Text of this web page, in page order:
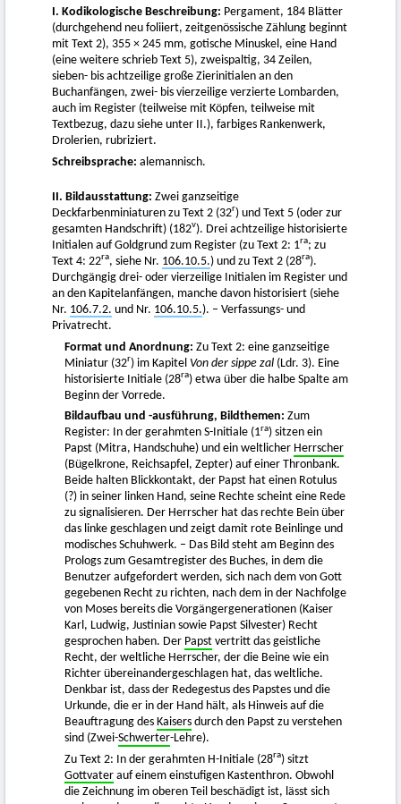
I. Kodikologische Beschreibung: Pergament, 184 Blätter
(durchgehend neu foliiert, zeitgenössische Zählung beginnt
mit Text 2), 355 × 245 mm, gotische Minuskel, eine Hand
(eine weitere schrieb Text 5), zweispaltig, 34 Zeilen,
sieben- bis achtzeilige große Zierinitialen an den
Buchanfängen, zwei- bis vierzeilige verzierte Lombarden,
auch im Register (teilweise mit Köpfen, teilweise mit
Textbezug, dazu siehe unter II.), farbiges Rankenwerk,
Drolerien, rubriziert.
Schreibsprache: alemannisch.
II. Bildausstattung: Zwei ganzseitige
Deckfarbenminiaturen zu Text 2 (32r) und Text 5 (oder zur
gesamten Handschrift) (182v). Drei achtzeilige historisierte
Initialen auf Goldgrund zum Register (zu Text 2: 1ra; zu
Text 4: 22ra, siehe Nr. 106.10.5.) und zu Text 2 (28ra).
Durchgängig drei- oder vierzeilige Initialen im Register und
an den Kapitelanfängen, manche davon historisiert (siehe
Nr. 106.7.2. und Nr. 106.10.5.). – Verfassungs- und
Privatrecht.
Format und Anordnung: Zu Text 2: eine ganzseitige
Miniatur (32r) im Kapitel Von der sippe zal (Ldr. 3). Eine
historisierte Initiale (28ra) etwa über die halbe Spalte am
Beginn der Vorrede.
Bildaufbau und -ausführung, Bildthemen: Zum
Register: In der gerahmten S-Initiale (1ra) sitzen ein
Papst (Mitra, Handschuhe) und ein weltlicher Herrscher
(Bügelkrone, Reichsapfel, Zepter) auf einer Thronbank.
Beide halten Blickkontakt, der Papst hat einen Rotulus
(?) in seiner linken Hand, seine Rechte scheint eine Rede
zu signalisieren. Der Herrscher hat das rechte Bein über
das linke geschlagen und zeigt damit rote Beinlinge und
modisches Schuhwerk. – Das Bild steht am Beginn des
Prologs zum Gesamtregister des Buches, in dem die
Benutzer aufgefordert werden, sich nach dem von Gott
gegebenen Recht zu richten, nach dem in der Nachfolge
von Moses bereits die Vorgängergenerationen (Kaiser
Karl, Ludwig, Justinian sowie Papst Silvester) Recht
gesprochen haben. Der Papst vertritt das geistliche
Recht, der weltliche Herrscher, der die Beine wie ein
Richter übereinandergeschlagen hat, das weltliche.
Denkbar ist, dass der Redegestus des Papstes und die
Urkunde, die er in der Hand hält, als Hinweis auf die
Beauftragung des Kaisers durch den Papst zu verstehen
sind (Zwei-Schwerter-Lehre).
Zu Text 2: In der gerahmten H-Initiale (28ra) sitzt
Gottvater auf einem einstufigen Kastenthron. Obwohl
die Zeichnung im oberen Teil beschädigt ist, lässt sich